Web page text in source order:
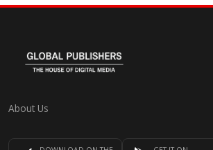
About Us